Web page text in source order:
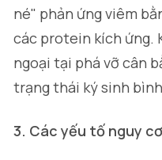
né" phản ứng viêm
các protein kích ứng.
ngoại tại phá vỡ cân
trạng thái ký sinh
3. Các yếu tố nguy cơ